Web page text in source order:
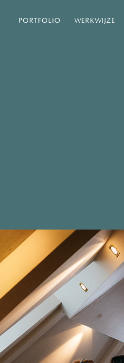
PORTFOLIO WERKWIJZE